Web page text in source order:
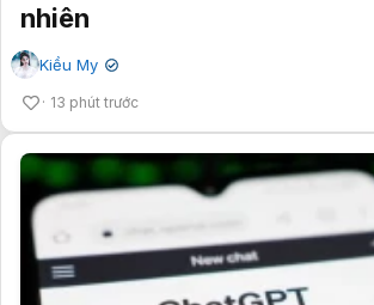
nhiên
Kiều My ✔
13 phút trước